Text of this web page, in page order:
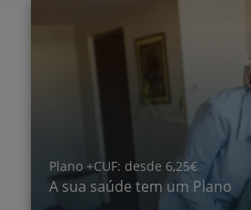
+CUF: desde 6,25€
sua saúde tem um Plano